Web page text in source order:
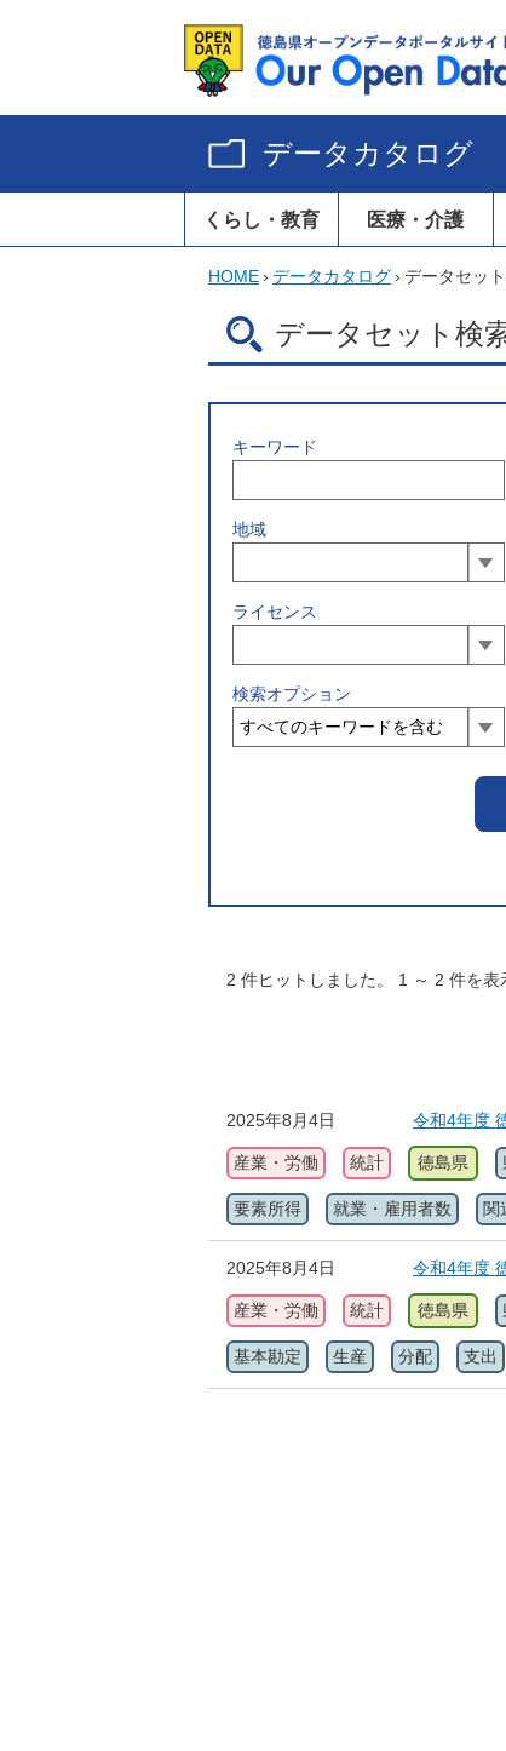
データカタログ
くらし・教育 医療・介護
HOME› データカタログ› データセッ
データセット検
キーワード
地域
ライセンス
検索オプション
2 件ヒットしました。 1 ～ 2 件を表
2025年8月4日 令和4年度
産業・労働 統計 徳島県
要素所得 就業・雇用者数 関
2025年8月4日 令和4年度
産業・労働 統計 徳島県
基本勘定 生産 分配 支出